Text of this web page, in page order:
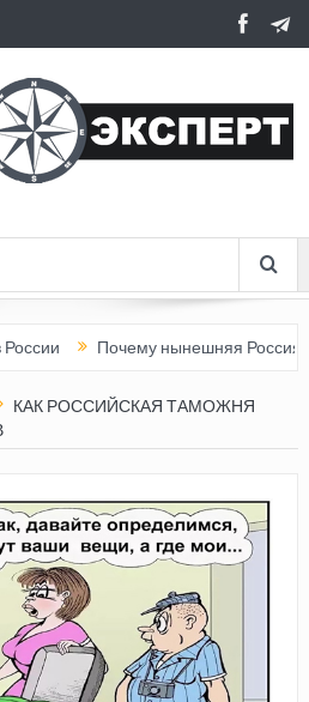
Почему нынешняя Россия стала
КАК РОССИЙСКАЯ ТАМОЖНЯ